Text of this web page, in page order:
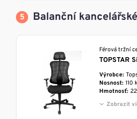
Balanční
Férová tržní
TOPSTAR
Výrobce:
Nosnost: 110
Hmotnosť:
Zobrazit